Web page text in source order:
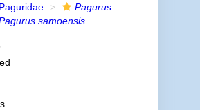
Paguridae
Pagurus
samoensis